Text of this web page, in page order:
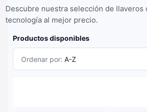
Descubre nuestra selección de llaveros
tecnología al mejor precio.
Productos disponibles
Ordenar por: A-Z